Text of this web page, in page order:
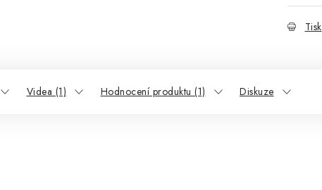
Tisk
Videa (1) Hodnocení produktu (1) Diskuze